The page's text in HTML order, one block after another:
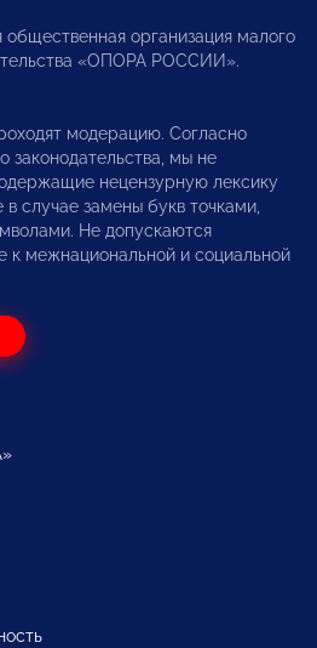
организация малого
«ОПОРА РОССИИ».
модерацию. Согласно
законодательства, мы не
нецензурную лексику
случае замены букв точками,
Не допускаются
межнациональной и социальной